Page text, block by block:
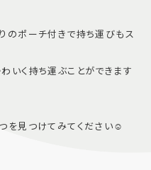
のポーチ付きで持ち運びもス
いく持ち運ぶことができます
を見つけてみてください☺︎